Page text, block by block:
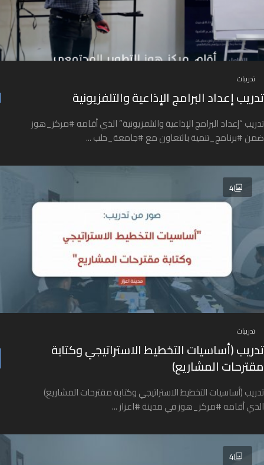
تدريبات
تدريب إعداد البرامج الإذاعية والتلفزيونية
تدريب “إعداد البرامج الإذاعية والتلفزيونية” الذي أقامه #مركز_هوز
ضمن #برنامج_تنمية بالتعاون مع #جامعة_حلب ...
4
تدريبات
تدريب (أساسيات التخطيط الاستراتيجي وكتابة
مقترحات المشاريع)
تدريب (أساسيات التخطيط الاستراتيجي وكتابة مقترحات المشاريع)
الذي أقامه #مركز_هوز في مدينة #اعزاز ...
4